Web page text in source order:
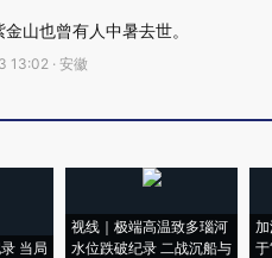
山也曾有人中暑去世。
· 安徽
当局
视线｜极端高温致多瑙河
水位跌破纪录 二战沉船与
于